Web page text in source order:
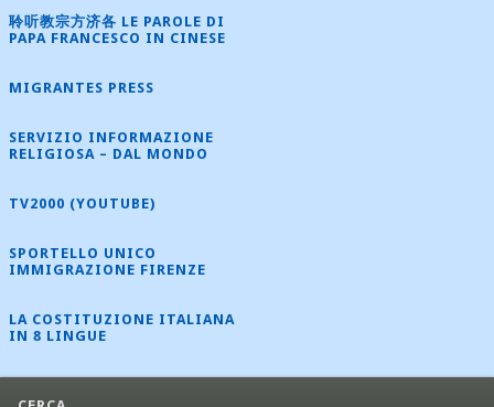
聆听教宗方济各 LE PAROLE DI
PAPA FRANCESCO IN CINESE
MIGRANTES PRESS
SERVIZIO INFORMAZIONE
RELIGIOSA – DAL MONDO
TV2000 (YOUTUBE)
SPORTELLO UNICO
IMMIGRAZIONE FIRENZE
LA COSTITUZIONE ITALIANA
IN 8 LINGUE